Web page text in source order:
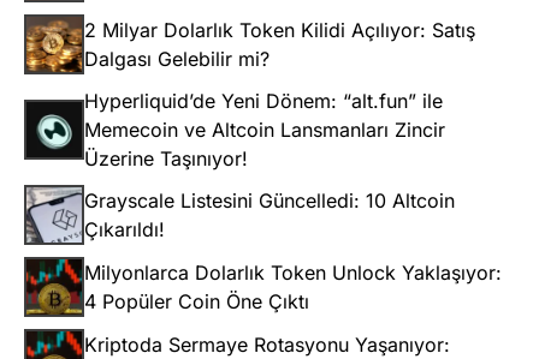
2 Milyar Dolarlık Token Kilidi Açılıyor: Satış
Dalgası Gelebilir mi?
Hyperliquid’de Yeni Dönem: “alt.fun” ile
Memecoin ve Altcoin Lansmanları Zincir
Üzerine Taşınıyor!
Grayscale Listesini Güncelledi: 10 Altcoin
Çıkarıldı!
Milyonlarca Dolarlık Token Unlock Yaklaşıyor:
4 Popüler Coin Öne Çıktı
Kriptoda Sermaye Rotasyonu Yaşanıyor: